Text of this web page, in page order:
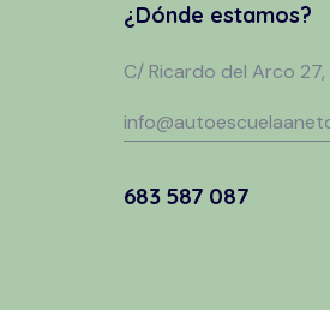
¿Dónde estamos?
C/ Ricardo del Arco
683 587 087